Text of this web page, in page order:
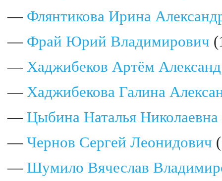
— Флянтикова Ирина
— Фрай Юрий Владимирович
— Хаджибеков Артём
— Хаджибекова Галина
— Цыбина Наталья Николаевна
— Чернов Сергей Леонидович
— Шумило Вячеслав